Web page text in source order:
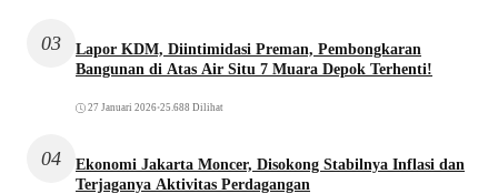
03
Lapor KDM, Diintimidasi Preman, Pembongkaran
Bangunan di Atas Air Situ 7 Muara Depok Terhenti!
27 Januari 2026•25.688 Dilihat
04
Ekonomi Jakarta Moncer, Disokong Stabilnya Inflasi dan
Terjaganya Aktivitas Perdagangan